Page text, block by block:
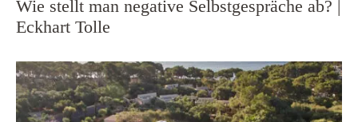
Wie stellt man negative Selbstgespräche ab? |
Eckhart Tolle